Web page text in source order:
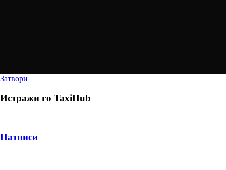
Затвори
Истражи го TaxiHub
Натписи